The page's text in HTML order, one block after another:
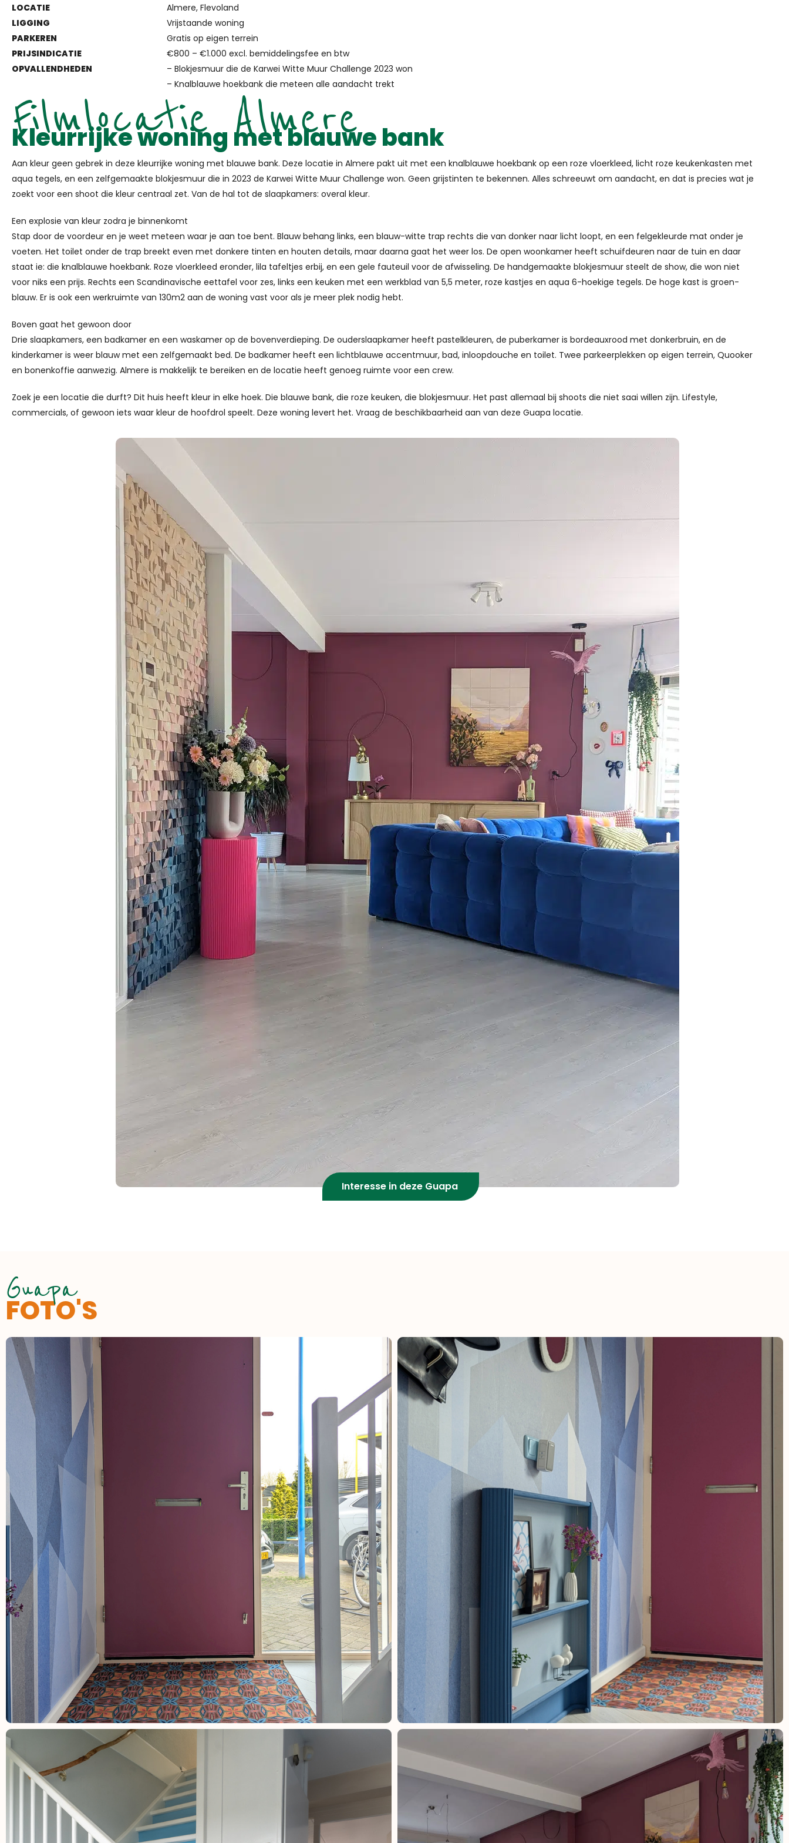
LOCATIE
LIGGING
PARKEREN
PRIJSINDICATIE
OPVALLENDHEDEN
Almere, Flevoland
Vrijstaande woning
Gratis op eigen terrein
€800 – €1.000 excl. bemiddelingsfee en btw
– Blokjesmuur die de Karwei Witte Muur Challenge 2023 won
– Knalblauwe hoekbank die meteen alle aandacht trekt
Filmlocatie Almere
Kleurrijke woning met blauwe bank
Aan kleur geen gebrek in deze kleurrijke woning met blauwe bank. Deze locatie in Almere pakt uit met een knalblauwe hoekbank op een roze vloerkleed, licht roze keukenkasten met
aqua tegels, en een zelfgemaakte blokjesmuur die in 2023 de Karwei Witte Muur Challenge won. Geen grijstinten te bekennen. Alles schreeuwt om aandacht, en dat is precies wat je
zoekt voor een shoot die kleur centraal zet. Van de hal tot de slaapkamers: overal kleur.
Een explosie van kleur zodra je binnenkomt
Stap door de voordeur en je weet meteen waar je aan toe bent. Blauw behang links, een blauw-witte trap rechts die van donker naar licht loopt, en een felgekleurde mat onder je
voeten. Het toilet onder de trap breekt even met donkere tinten en houten details, maar daarna gaat het weer los. De open woonkamer heeft schuifdeuren naar de tuin en daar
staat ie: die knalblauwe hoekbank. Roze vloerkleed eronder, lila tafeltjes erbij, en een gele fauteuil voor de afwisseling. De handgemaakte blokjesmuur steelt de show, die won niet
voor niks een prijs. Rechts een Scandinavische eettafel voor zes, links een keuken met een werkblad van 5,5 meter, roze kastjes en aqua 6-hoekige tegels. De hoge kast is groen-
blauw. Er is ook een werkruimte van 130m2 aan de woning vast voor als je meer plek nodig hebt.
Boven gaat het gewoon door
Drie slaapkamers, een badkamer en een waskamer op de bovenverdieping. De ouderslaapkamer heeft pastelkleuren, de puberkamer is bordeauxrood met donkerbruin, en de
kinderkamer is weer blauw met een zelfgemaakt bed. De badkamer heeft een lichtblauwe accentmuur, bad, inloopdouche en toilet. Twee parkeerplekken op eigen terrein, Quooker
en bonenkoffie aanwezig. Almere is makkelijk te bereiken en de locatie heeft genoeg ruimte voor een crew.
Zoek je een locatie die durft? Dit huis heeft kleur in elke hoek. Die blauwe bank, die roze keuken, die blokjesmuur. Het past allemaal bij shoots die niet saai willen zijn. Lifestyle,
commercials, of gewoon iets waar kleur de hoofdrol speelt. Deze woning levert het. Vraag de beschikbaarheid aan van deze Guapa locatie.
Interesse in deze Guapa
Guapa
FOTO'S